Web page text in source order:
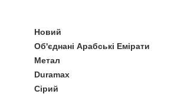
Новий
Об'єднані Арабські Емірати
Метал
Duramax
Сірий